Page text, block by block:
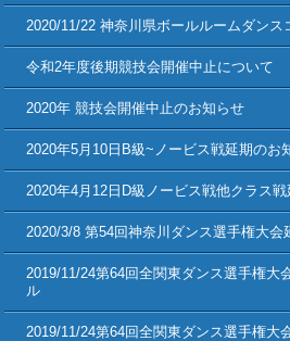
2020/11/22 神奈川県ボールルームダンス
令和2年度後期競技会開催中止について
2020年 競技会開催中止のお知らせ
2020年5月10日B級~ノービス戦延期のお
2020年4月12日D級ノービス戦他クラス
2020/3/8 第54回神奈川ダンス選手権大会
2019/11/24第64回全関東ダンス選手権
ル
2019/11/24第64回全関東ダンス選手権大